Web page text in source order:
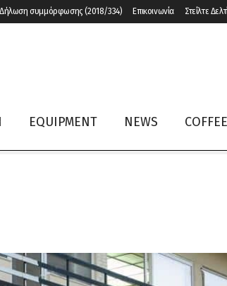
Δήλωση συμμόρφωσης (2018/334) Επικοινωνία Στείλτε
EQUIPMENT NEWS